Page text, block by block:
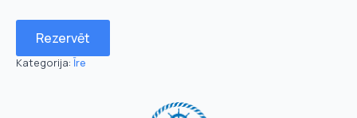
Rezervēt
Kategorija: Īre